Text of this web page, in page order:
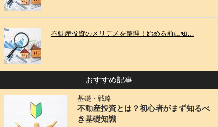
不動産投資のメリデメを整理！始める前に知…
おすすめ記事
基礎・戦略
不動産投資とは？初心者がまず知るべ
き基礎知識